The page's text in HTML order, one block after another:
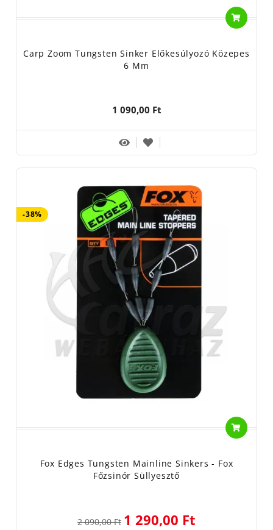
Carp Zoom Tungsten Sinker Előkesúlyozó Közepes
6 Mm
1 090,00 Ft
-38%
Fox Edges Tungsten Mainline Sinkers - Fox
Főzsinór Süllyesztő
2 090,00 Ft 1 290,00 Ft